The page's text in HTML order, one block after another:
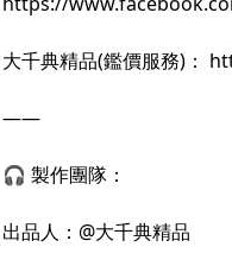
大千典精品(鑑價服務)：
——
🎧 製作團隊：
出品人：@大千典精品